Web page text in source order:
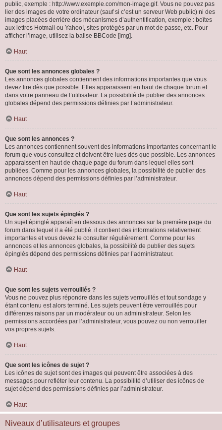
public, exemple : http://www.exemple.com/mon-image.gif. Vous ne pouvez pas
lier des images de votre ordinateur (sauf si c’est un serveur Web public) ni des
images placées derrière des mécanismes d’authentification, exemple : boîtes
aux lettres Hotmail ou Yahoo!, sites protégés par un mot de passe, etc. Pour
afficher l’image, utilisez la balise BBCode [img].
Haut
Que sont les annonces globales ?
Les annonces globales contiennent des informations importantes que vous
devez lire dès que possible. Elles apparaissent en haut de chaque forum et
dans votre panneau de l’utilisateur. La possibilité de publier des annonces
globales dépend des permissions définies par l’administrateur.
Haut
Que sont les annonces ?
Les annonces contiennent souvent des informations importantes concernant le
forum que vous consultez et doivent être lues dès que possible. Les annonces
apparaissent en haut de chaque page du forum dans lequel elles sont
publiées. Comme pour les annonces globales, la possibilité de publier des
annonces dépend des permissions définies par l’administrateur.
Haut
Que sont les sujets épinglés ?
Un sujet épinglé apparaît en dessous des annonces sur la première page du
forum dans lequel il a été publié. il contient des informations relativement
importantes et vous devez le consulter régulièrement. Comme pour les
annonces et les annonces globales, la possibilité de publier des sujets
épinglés dépend des permissions définies par l’administrateur.
Haut
Que sont les sujets verrouillés ?
Vous ne pouvez plus répondre dans les sujets verrouillés et tout sondage y
étant contenu est alors terminé. Les sujets peuvent être verrouillés pour
différentes raisons par un modérateur ou un administrateur. Selon les
permissions accordées par l’administrateur, vous pouvez ou non verrouiller
vos propres sujets.
Haut
Que sont les icônes de sujet ?
Les icônes de sujet sont des images qui peuvent être associées à des
messages pour refléter leur contenu. La possibilité d’utiliser des icônes de
sujet dépend des permissions définies par l’administrateur.
Haut
Niveaux d’utilisateurs et groupes